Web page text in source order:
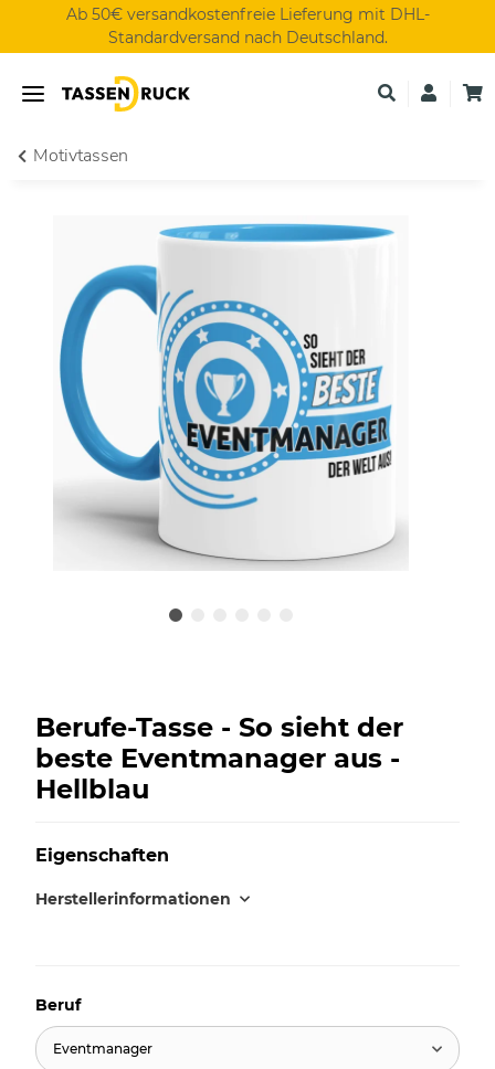
Ab 50€ versandkostenfreie Lieferung mit DHL-
Standardversand nach Deutschland.
Motivtassen
Berufe-Tasse - So sieht der
beste Eventmanager aus -
Hellblau
Eigenschaften
Herstellerinformationen
Beruf
Eventmanager